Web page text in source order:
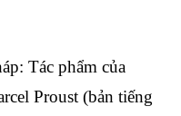
Tác phẩm của
Proust (bản tiếng